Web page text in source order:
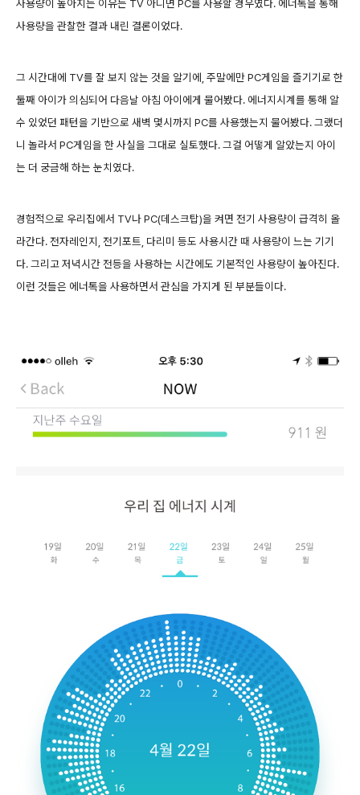
사용량이 높아지는 이유는 TV 아니면 PC를 사용할 경우였다. 에너톡을 통해
사용량을 관찰한 결과 내린 결론이었다.
그 시간대에 TV를 잘 보지 않는 것을 알기에, 주말에만 PC게임을 즐기기로 한
둘째 아이가 의심되어 다음날 아침 아이에게 물어봤다. 에너지시계를 통해 알
수 있었던 패턴을 기반으로 새벽 몇시까지 PC를 사용했는지 물어봤다. 그랬더
니 놀라서 PC게임을 한 사실을 그대로 실토했다. 그걸 어떻게 알았는지 아이
는 더 궁금해 하는 눈치였다.
경험적으로 우리집에서 TV나 PC(데스크탑)을 켜면 전기 사용량이 급격히 올
라간다. 전자레인지, 전기포트, 다리미 등도 사용시간 때 사용량이 느는 기기
다. 그리고 저녁시간 전등을 사용하는 시간에도 기본적인 사용량이 높아진다.
이런 것들은 에너톡을 사용하면서 관심을 가지게 된 부분들이다.